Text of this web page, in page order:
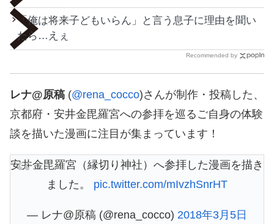
「俺は将来子どもいらん」と言う息子に理由を聞い
たら…えぇ
Recommended by
レナ@原稿 (@rena_cocco)さんが制作・投稿した、
京都府・安井金毘羅宮への参拝を巡るご自身の体験
談を描いた漫画に注目が集まっています！
安井金毘羅宮（縁切り神社）へ参拝した漫画を描き
ました。 pic.twitter.com/mIvzhSnrHT
— レナ@原稿 (@rena_cocco) 2018年3月5日